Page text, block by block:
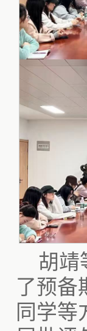
胡靖
了预备
同学